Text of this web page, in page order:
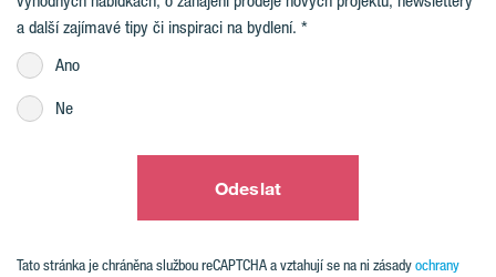
a další zajímavé tipy či inspiraci na bydlení.
Ano
Ne
Odeslat
Tato stránka je chráněna službou reCAPTCHA a vztahují se na ni zásadyochrany